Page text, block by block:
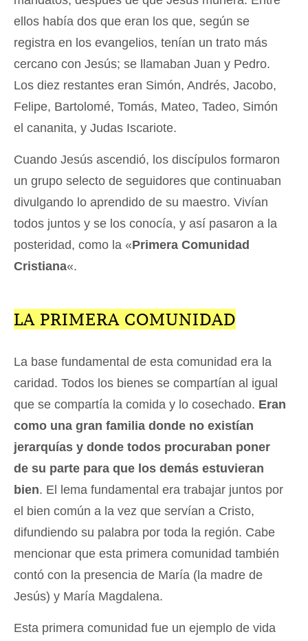
ellos había dos que eran los que, según se
registra en los evangelios, tenían un trato más
cercano con Jesús; se llamaban Juan y Pedro.
Los diez restantes eran Simón, Andrés, Jacobo,
Felipe, Bartolomé, Tomás, Mateo, Tadeo, Simón
el cananita, y Judas Iscariote.
Cuando Jesús ascendió, los discípulos formaron
un grupo selecto de seguidores que continuaban
divulgando lo aprendido de su maestro. Vivían
todos juntos y se los conocía, y así pasaron a la
posteridad, como la «Primera Comunidad
Cristiana«.
LA PRIMERA COMUNIDAD
La base fundamental de esta comunidad era la
caridad. Todos los bienes se compartían al igual
que se compartía la comida y lo cosechado. Eran
como una gran familia donde no existían
jerarquías y donde todos procuraban poner
de su parte para que los demás estuvieran
bien. El lema fundamental era trabajar juntos por
el bien común a la vez que servían a Cristo,
difundiendo su palabra por toda la región. Cabe
mencionar que esta primera comunidad también
contó con la presencia de María (la madre de
Jesús) y María Magdalena.
Esta primera comunidad fue un ejemplo de vida